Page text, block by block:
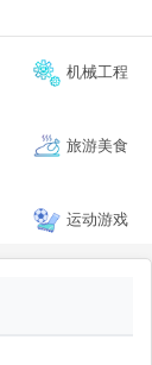
机械工程
旅游美食
运动游戏